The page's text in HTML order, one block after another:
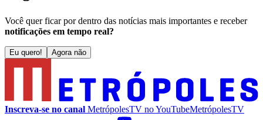
Você quer ficar por dentro das notícias mais importantes e receber
notificações em tempo real?
Eu quero! Agora não
Inscreva-se no canal MetrópolesTV noYouTubeMetrópolesTV